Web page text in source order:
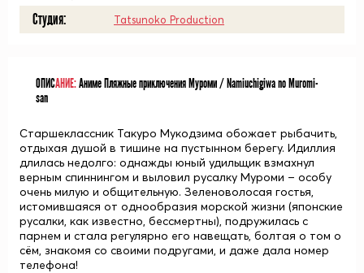
Студия: Tatsunoko Production
ОПИСАНИЕ:Аниме Пляжные приключения Муроми / Namiuchigiwa no Muromi-
san
Старшеклассник Такуро Мукодзима обожает рыбачить,
отдыхая душой в тишине на пустынном берегу. Идиллия
длилась недолго: однажды юный удильщик взмахнул
верным спиннингом и выловил русалку Муроми – особу
очень милую и общительную. Зеленоволосая гостья,
истомившаяся от однообразия морской жизни (японские
русалки, как известно, бессмертны), подружилась с
парнем и стала регулярно его навещать, болтая о том о
сём, знакомя со своими подругами, и даже дала номер
телефона!